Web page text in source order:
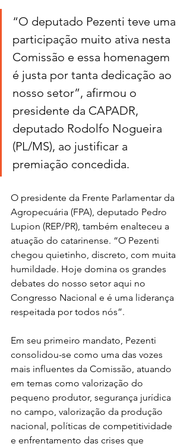
“O deputado Pezenti teve uma
participação muito ativa nesta
Comissão e essa homenagem
é justa por tanta dedicação ao
nosso setor”, afirmou o
presidente da CAPADR,
deputado Rodolfo Nogueira
(PL/MS), ao justificar a
premiação concedida.
O presidente da Frente Parlamentar da
Agropecuária (FPA), deputado Pedro
Lupion (REP/PR), também enalteceu a
atuação do catarinense. “O Pezenti
chegou quietinho, discreto, com muita
humildade. Hoje domina os grandes
debates do nosso setor aqui no
Congresso Nacional e é uma liderança
respeitada por todos nós”.
Em seu primeiro mandato, Pezenti
consolidou-se como uma das vozes
mais influentes da Comissão, atuando
em temas como valorização do
pequeno produtor, segurança jurídica
no campo, valorização da produção
nacional, políticas de competitividade
e enfrentamento das crises que